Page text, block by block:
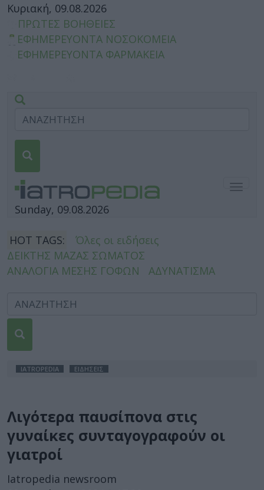
Κυριακή, 09.08.2026
ΠΡΩΤΕΣ ΒΟΗΘΕΙΕΣ
ΕΦΗΜΕΡΕΥΟΝΤΑ ΝΟΣΟΚΟΜΕΙΑ
ΕΦΗΜΕΡΕΥΟΝΤΑ ΦΑΡΜΑΚΕΙΑ
Sunday, 09.08.2026
HOT TAGS:
Όλες οι ειδήσεις
ΔΕΙΚΤΗΣ ΜΑΖΑΣ ΣΩΜΑΤΟΣ
ΑΝΑΛΟΓΙΑ ΜΕΣΗΣ ΓΟΦΩΝ
ΑΔΥΝΑΤΙΣΜΑ
IATROPEDIA ΕΙΔΗΣΕΙΣ
Λιγότερα παυσίπονα στις
γυναίκες συνταγογραφούν οι
γιατροί
Iatropedia newsroom